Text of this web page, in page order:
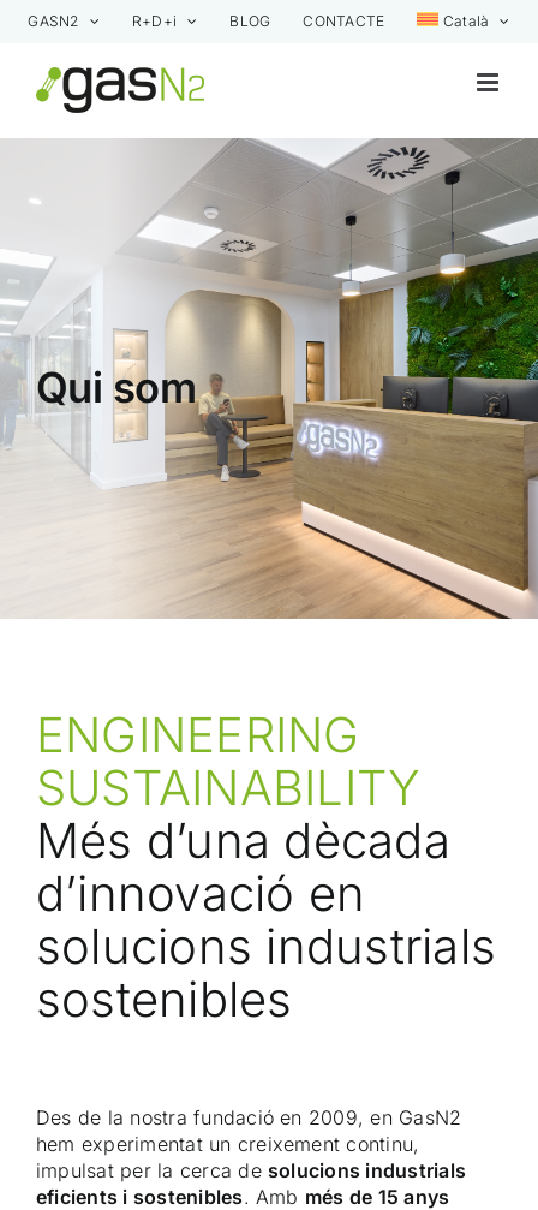
Skip
content
GASN2 R+D+i BLOG CONTACTE Català
Qui som
ENGINEERING
SUSTAINABILITY
Més d’una dècada
d’innovació en
solucions industrials
sostenibles
Des de la nostra fundació en 2009, en GasN2
hem experimentat un creixement continu,
impulsat per la cerca de solucions industrials
eficients i sostenibles. Amb més de 15 anys